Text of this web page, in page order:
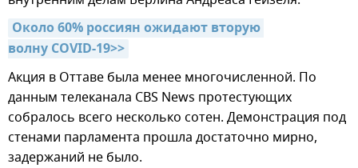
Около 60% россиян ожидают вторую
волну COVID-19>>
Акция в Оттаве была менее многочисленной. По
данным телеканала CBS News протестующих
собралось всего несколько сотен. Демонстрация под
стенами парламента прошла достаточно мирно,
задержаний не было.